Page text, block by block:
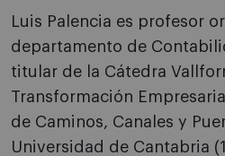
Luis Palencia es profesor
departamento de
titular de la Cátedra
Transformación
de Caminos, Canales y
Universidad de Cantabria